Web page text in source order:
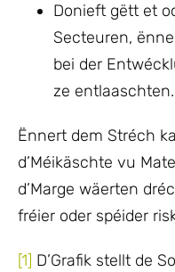
Donieft gëtt et
Secteuren,
bei der
ze entlaaschten.
Ënnert dem Stréch
d’Méikäschte vu
d’Marge wäerten
fréier oder spéider
[1] D’Grafik stellt de